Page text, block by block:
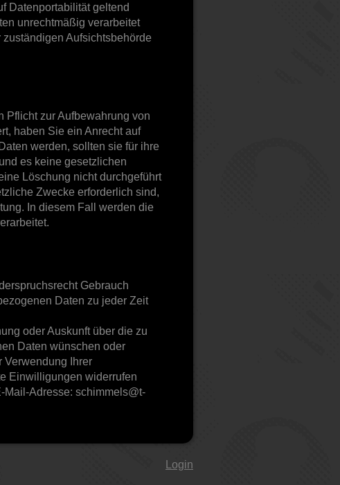
Datenportabilität geltend
unrechtmäßig verarbeitet
Aufsichtsbehörde
Pflicht zur Aufbewahrung von
haben Sie ein Anrecht auf
werden, sollten sie für ihre
es keine gesetzlichen
Löschung nicht durchgeführt
Zwecke erforderlich sind,
In diesem Fall werden die
Gebrauch
Daten zu jeder Zeit
oder Auskunft über die zu
Daten wünschen oder
Verwendung Ihrer
Einwilligungen widerrufen
Adresse: schimmels@t-
Login